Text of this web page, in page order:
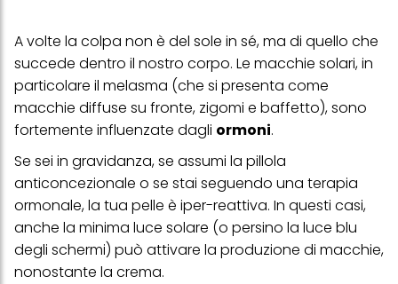
A volte la colpa non è del sole in sé, ma di quello che
succede dentro il nostro corpo. Le macchie solari, in
particolare il melasma (che si presenta come
macchie diffuse su fronte, zigomi e baffetto), sono
fortemente influenzate dagli ormoni.
Se sei in gravidanza, se assumi la pillola
anticoncezionale o se stai seguendo una terapia
ormonale, la tua pelle è iper-reattiva. In questi casi,
anche la minima luce solare (o persino la luce blu
degli schermi) può attivare la produzione di macchie,
nonostante la crema.
acconsenti all'uso dei cookie e al trattamento dei tuoi dati
personali per tutte le finalità sopra indicate. Se fai clic su "Rifiuta",
verranno utilizzati solo i cookie tecnicamente necessari per fornirti
questo sito web.